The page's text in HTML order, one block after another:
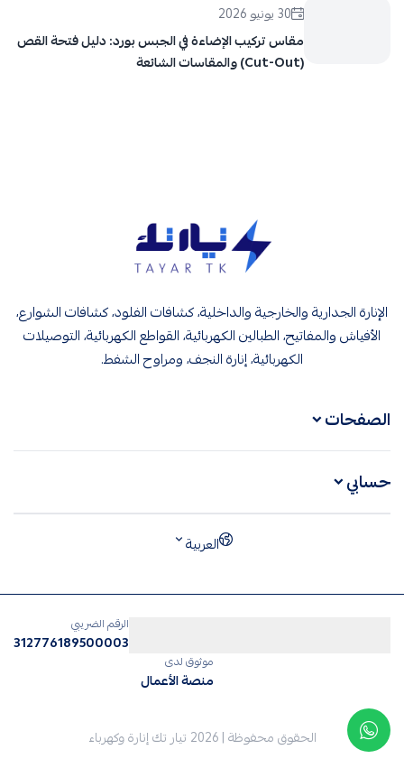
30 يونيو 2026
مقاس تركيب الإضاءة في الجبس بورد: دليل فتحة القص
(Cut-Out) والمقاسات الشائعة
الإنارة الجدارية والخارجية والداخلية، كشافات الفلود، كشافات الشوارع،
الأفياش والمفاتيح، الطبالين الكهربائية، القواطع الكهربائية، التوصيلات
الكهربائية، إنارة النجف، ومراوح الشفط.
الصفحات
حسابي
العربية
الرقم الضريبي
312776189500003
موثوق لدى
منصة الأعمال
الحقوق محفوظة | 2026 تيار تك إنارة وكهرباء